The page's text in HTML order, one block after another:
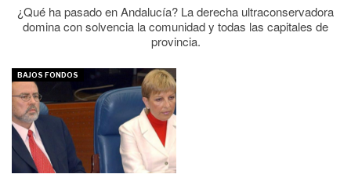
¿Qué ha pasado en Andalucía? La derecha ultraconservadora
domina con solvencia la comunidad y todas las capitales de
provincia.
BAJOS FONDOS